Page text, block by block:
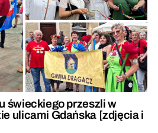
świeckiego przeszli w
ulicami Gdańska [zdjęcia i